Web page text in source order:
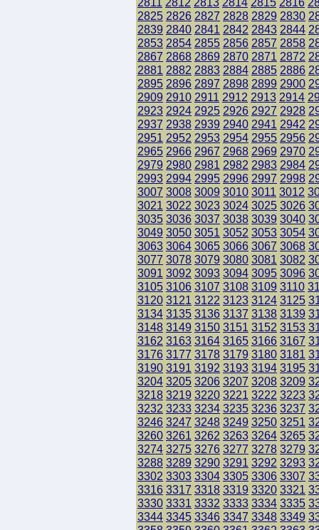
2825 2826 2827 2828 2829 2830
2839 2840 2841 2842 2843 2844
2853 2854 2855 2856 2857 2858
2867 2868 2869 2870 2871 2872
2881 2882 2883 2884 2885 2886
2895 2896 2897 2898 2899 2900
2909 2910 2911 2912 2913 2914
2923 2924 2925 2926 2927 2928
2937 2938 2939 2940 2941 2942
2951 2952 2953 2954 2955 2956
2965 2966 2967 2968 2969 2970
2979 2980 2981 2982 2983 2984
2993 2994 2995 2996 2997 2998
3007 3008 3009 3010 3011 3012
3021 3022 3023 3024 3025 3026
3035 3036 3037 3038 3039 3040
3049 3050 3051 3052 3053 3054
3063 3064 3065 3066 3067 3068
3077 3078 3079 3080 3081 3082
3091 3092 3093 3094 3095 3096
3105 3106 3107 3108 3109 3110
3120 3121 3122 3123 3124 3125
3134 3135 3136 3137 3138 3139
3148 3149 3150 3151 3152 3153
3162 3163 3164 3165 3166 3167
3176 3177 3178 3179 3180 3181
3190 3191 3192 3193 3194 3195
3204 3205 3206 3207 3208 3209
3218 3219 3220 3221 3222 3223
3232 3233 3234 3235 3236 3237
3246 3247 3248 3249 3250 3251
3260 3261 3262 3263 3264 3265
3274 3275 3276 3277 3278 3279
3288 3289 3290 3291 3292 3293
3302 3303 3304 3305 3306 3307
3316 3317 3318 3319 3320 3321
3330 3331 3332 3333 3334 3335
3344 3345 3346 3347 3348 3349